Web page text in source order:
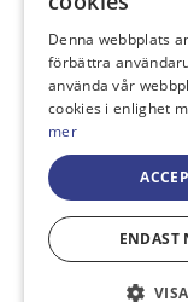
Denna webbplats
förbättra
använda vår
cookies i enlighet
mer
ENDAST